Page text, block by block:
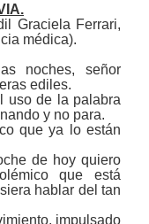
Graciela Ferrari,
médica).
noches, señor
ediles.
uso de la palabra
y no para.
que ya lo están
de hoy quiero
que está
hablar del tan
impulsado